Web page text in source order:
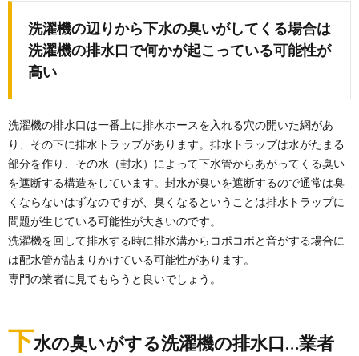
洗濯機の辺りから下水の臭いがしてくる場合は
洗濯機の排水口で何かが起こっている可能性が
高い
洗濯機の排水口は一番上に排水ホースを入れる穴の開いた網があ
り、その下に排水トラップがあります。排水トラップは水がたまる
部分を作り、その水（封水）によって下水管からあがってくる臭い
を遮断する構造をしています。封水が臭いを遮断するので通常は臭
くならないはずなのですが、臭くなるということは排水トラップに
問題が生じている可能性が大きいのです。
洗濯機を回して排水する時に排水溝からコポコポと音がする場合に
は配水管が詰まりかけている可能性があります。
専門の業者に見てもらうと良いでしょう。
下水の臭いがする洗濯機の排水口…業者